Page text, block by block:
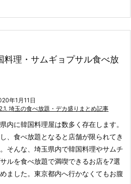
料理・サムギョプサル食べ放
年1月11日
埼玉の食べ放題・デカ盛りまとめ記事
内に韓国料理屋は数多く存在します。
、食べ放題となると店舗が限られてき
そんな、埼玉県内で韓国料理やサムチ
ルを食べ放題で満喫できるお店を7選
ました。 東京都内へ行かなくてもお腹